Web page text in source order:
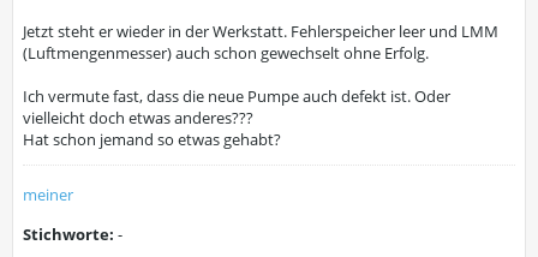
Jetzt steht er wieder in der Werkstatt. Fehlerspeicher leer und LMM
(Luftmengenmesser) auch schon gewechselt ohne Erfolg.
Ich vermute fast, dass die neue Pumpe auch defekt ist. Oder
vielleicht doch etwas anderes???
Hat schon jemand so etwas gehabt?
meiner
Stichworte: -